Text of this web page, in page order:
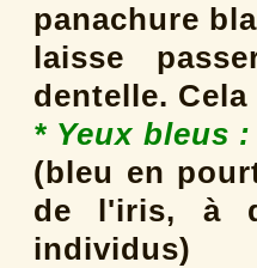
panachure
laisse
dentelle.
* Yeux bleus :
(bleu en
de l'iris, à
individus)